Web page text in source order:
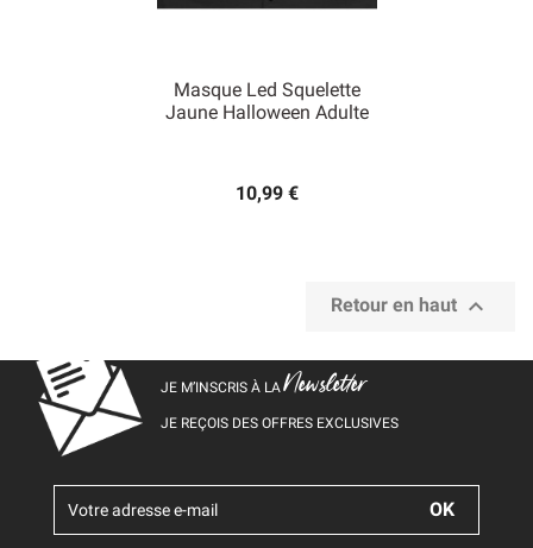
Masque Led Squelette
Jaune Halloween Adulte
10,99 €
Retour en haut 
JE M’INSCRIS À LANewsletter
JE REÇOIS DES OFFRES EXCLUSIVES